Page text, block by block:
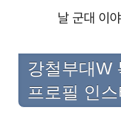
날 군대 이
강철부대W
프로필 인